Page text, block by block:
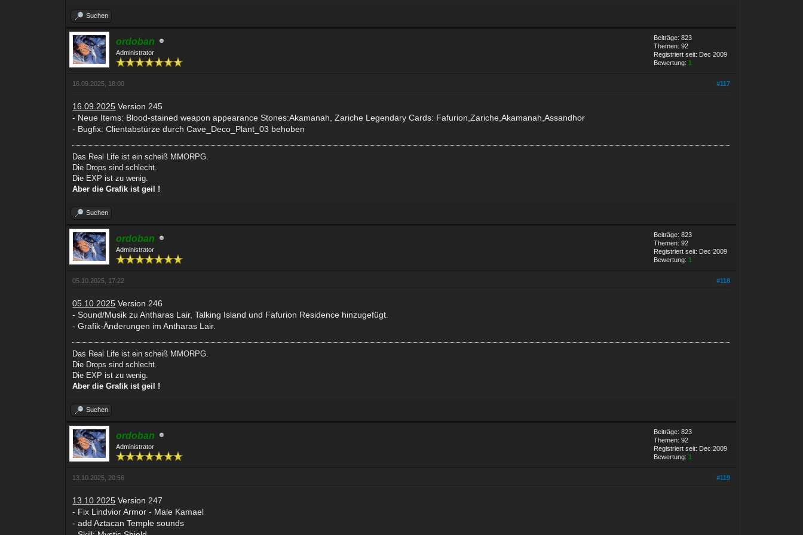
Suchen
ordoban
Administrator
Beiträge: 823
Themen: 92
Registriert seit: Dec 2009
Bewertung: 1
#117
16.09.2025, 18:00
16.09.2025 Version 245
- Neue Items: Blood-stained weapon appearance Stones:Akamanah, Zariche Legendary Cards: Fafurion,Zariche,Akamanah,Assandhor
- Bugfix: Clientabstürze durch Cave_Deco_Plant_03 behoben
Das Real Life ist ein scheiß MMORPG.
Die Drops sind schlecht.
Die EXP ist zu wenig.
Aber die Grafik ist geil !
Suchen
ordoban
Administrator
Beiträge: 823
Themen: 92
Registriert seit: Dec 2009
Bewertung: 1
#118
05.10.2025, 17:22
05.10.2025 Version 246
- Sound/Musik zu Antharas Lair, Talking Island und Fafurion Residence hinzugefügt.
- Grafik-Änderungen im Antharas Lair.
Das Real Life ist ein scheiß MMORPG.
Die Drops sind schlecht.
Die EXP ist zu wenig.
Aber die Grafik ist geil !
Suchen
ordoban
Administrator
Beiträge: 823
Themen: 92
Registriert seit: Dec 2009
Bewertung: 1
#119
13.10.2025, 20:56
13.10.2025 Version 247
- Fix Lindvior Armor - Male Kamael
- add Aztacan Temple sounds